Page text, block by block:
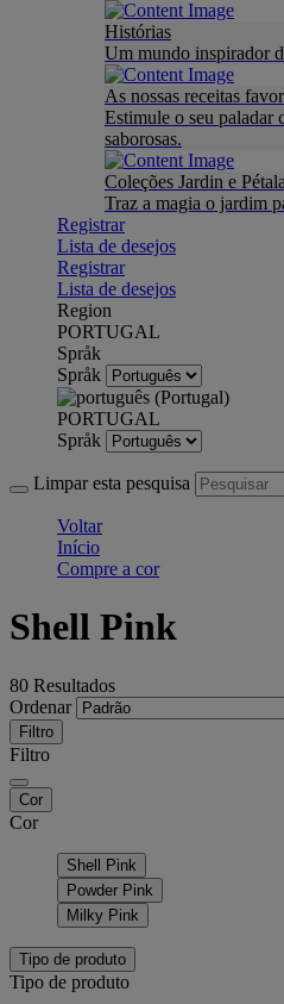
Histórias
Um mundo inspirador
As nossas receitas
Estimule o seu paladar
saborosas.
Coleções Jardin e Pétala
Traz a magia o jardim
Registrar
Lista de desejos
Registrar
Lista de desejos
Region
PORTUGAL
Språk
Språk
PORTUGAL
Språk
Limpar esta pesquisa
Voltar
Início
Compre a cor
Shell Pink
80 Resultados
Ordenar
Filtro
Filtro
Cor
Cor
Shell Pink
Powder Pink
Milky Pink
Tipo de produto
Tipo de produto